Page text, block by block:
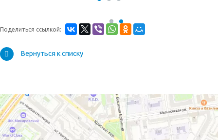
Поделиться ссылкой:
Вернуться к списку